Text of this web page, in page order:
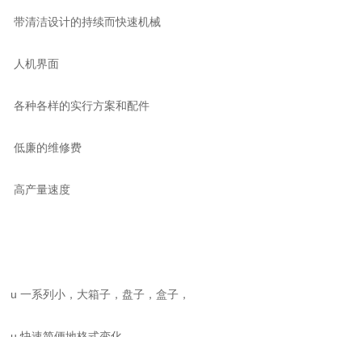
带清洁设计的持续而快速机械
人机界面
各种各样的实行方案和配件
低廉的维修费
高产量速度
u 一系列小，大箱子，盘子，盒子，